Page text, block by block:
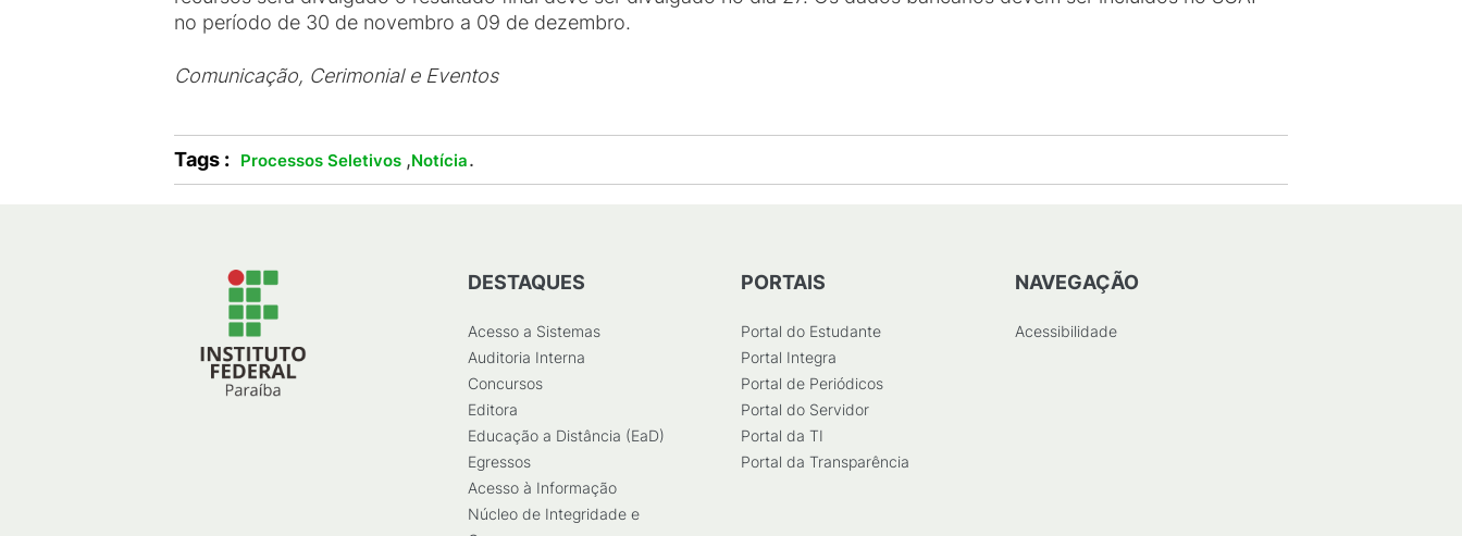
no período de 30 de novembro a 09 de dezembro.
Comunicação, Cerimonial e Eventos
Tags : Processos Seletivos ,Notícia.
DESTAQUES
Acesso a Sistemas
Auditoria Interna
Concursos
Editora
Educação a Distância (EaD)
Egressos
Acesso à Informação
Núcleo de Integridade e
PORTAIS
Portal do Estudante
Portal Integra
Portal de Periódicos
Portal do Servidor
Portal da TI
Portal da Transparência
NAVEGAÇÃO
Acessibilidade